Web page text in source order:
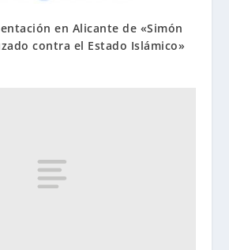
en Alicante de «Simón
contra el Estado Islámico»